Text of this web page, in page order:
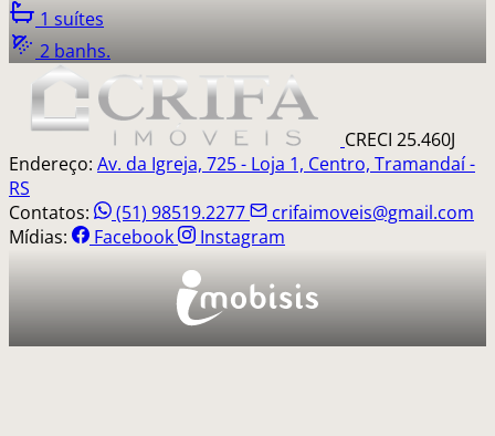
1 suítes
2 banhs.
CRECI 25.460J
Endereço: Av. da Igreja, 725 - Loja 1, Centro, Tramandaí -
RS
Contatos:
(51) 98519.2277
crifaimoveis@gmail.com
Mídias:
Facebook Instagram